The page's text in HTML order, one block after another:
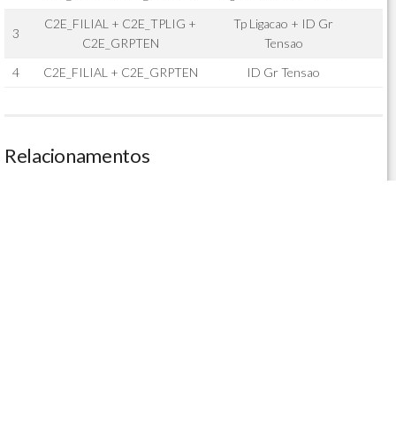
3
C2E_FILIAL + C2E_TPLIG +
C2E_GRPTEN
Tp Ligacao + ID Gr
Tensao
4
C2E_FILIAL + C2E_GRPTEN ID Gr Tensao
Relacionamentos